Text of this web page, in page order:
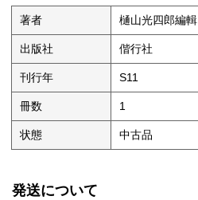
著者 樋山光四郎編輯
出版社 偕行社
刊行年 S11
冊数 1
状態 中古品
発送について